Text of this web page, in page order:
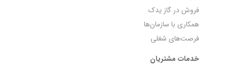
فروش در گاز یدک
همکاری با سازمان‌ها
فرصت‌های شغلی
خدمات مشتریان